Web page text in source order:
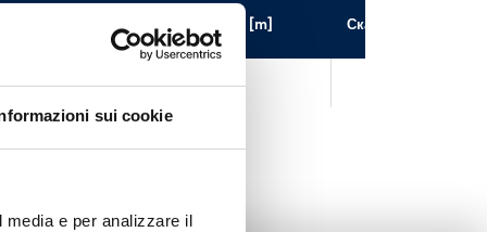
sui cookie
e per analizzare il
кабель [m] Скачать файл 3D
0.9